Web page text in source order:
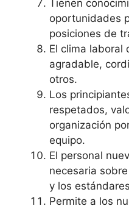
Tienen
oportunidades
posiciones de
El clima laboral
agradable,
otros.
Los
respetados,
organización
equipo.
El personal
necesaria
y los
Permite a los